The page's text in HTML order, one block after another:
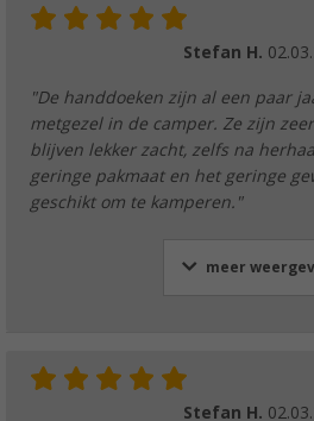
Stefan H.
"De handdoeken zijn al een paar
metgezel in de camper. Ze zijn
blijven lekker zacht, zelfs na
geringe pakmaat en het geringe
geschikt om te kamperen."
meer
Stefan H.